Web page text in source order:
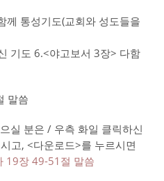
께 통성기도(교회와 성도들을
기도 6.<야고보서 3장> 다함
말씀
실 분은 / 우측 화일 클릭하신
고, <다운로드>를 누르시면
19장 49-51절 말씀